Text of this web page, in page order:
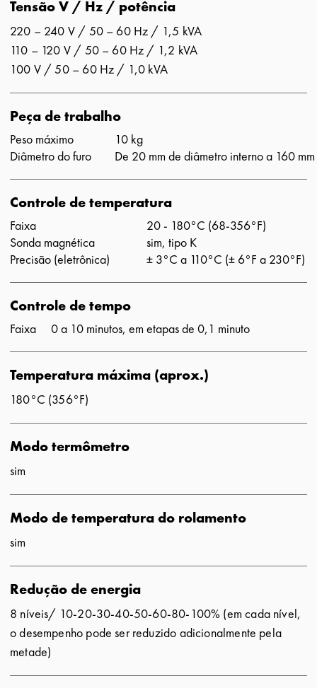
Tensão V / Hz / potência
220 – 240 V / 50 – 60 Hz / 1,5 kVA
110 – 120 V / 50 – 60 Hz / 1,2 kVA
100 V / 50 – 60 Hz / 1,0 kVA
Peça de trabalho
Peso máximo
10 kg
Diâmetro do furo
De 20 mm de diâmetro interno a 160
Controle de temperatura
Faixa
20 - 180°C (68-356°F)
Sonda magnética
sim, tipo K
Precisão (eletrônica)
± 3°C a 110°C (± 6°F a 230°F)
Controle de tempo
Faixa 0 a 10 minutos, em etapas de 0,1 minuto
Temperatura máxima (aprox.)
180°C (356°F)
Modo termômetro
sim
Modo de temperatura do rolamento
sim
Redução de energia
8 níveis/ 10-20-30-40-50-60-80-100% (em cada nível,
o desempenho pode ser reduzido adicionalmente pela
metade)